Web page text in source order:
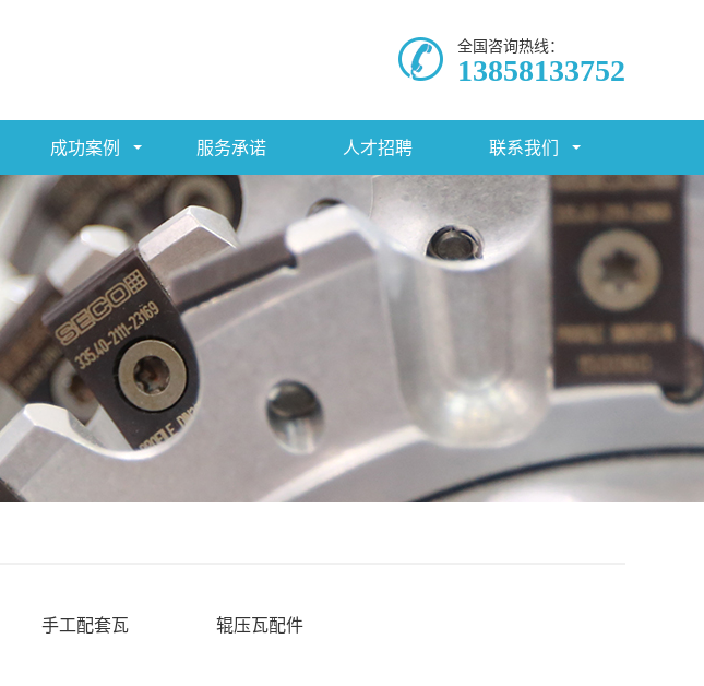
全国咨询热线：
13858133752
成功案例 服务承诺 人才招聘 联系我们
手工配套瓦 辊压瓦配件